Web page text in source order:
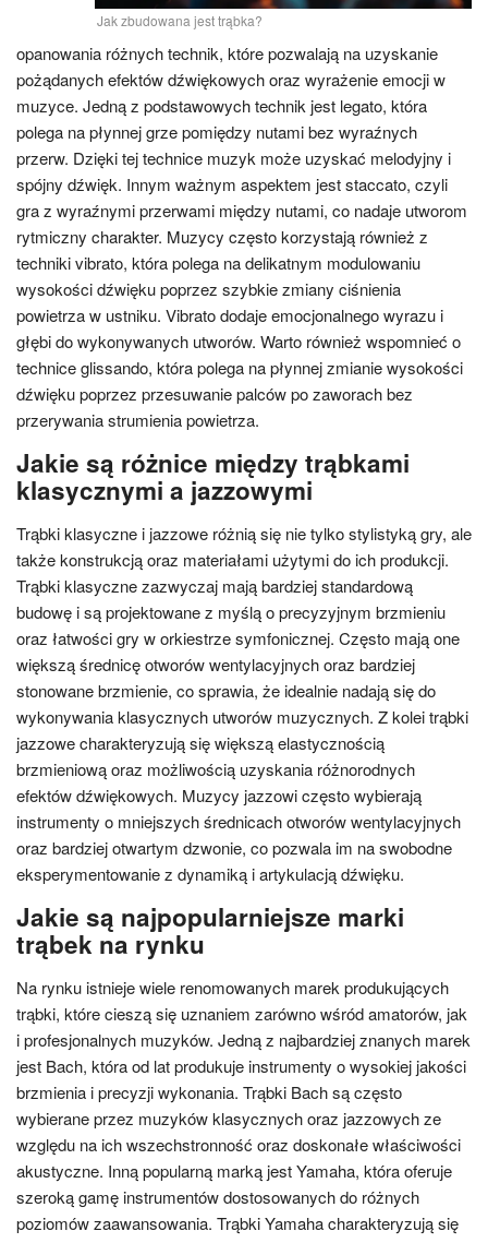
Jak zbudowana jest trąbka?
opanowania różnych technik, które pozwalają na uzyskanie
pożądanych efektów dźwiękowych oraz wyrażenie emocji w
muzyce. Jedną z podstawowych technik jest legato, która
polega na płynnej grze pomiędzy nutami bez wyraźnych
przerw. Dzięki tej technice muzyk może uzyskać melodyjny i
spójny dźwięk. Innym ważnym aspektem jest staccato, czyli
gra z wyraźnymi przerwami między nutami, co nadaje utworom
rytmiczny charakter. Muzycy często korzystają również z
techniki vibrato, która polega na delikatnym modulowaniu
wysokości dźwięku poprzez szybkie zmiany ciśnienia
powietrza w ustniku. Vibrato dodaje emocjonalnego wyrazu i
głębi do wykonywanych utworów. Warto również wspomnieć o
technice glissando, która polega na płynnej zmianie wysokości
dźwięku poprzez przesuwanie palców po zaworach bez
przerywania strumienia powietrza.
Jakie są różnice między trąbkami
klasycznymi a jazzowymi
Trąbki klasyczne i jazzowe różnią się nie tylko stylistyką gry, ale
także konstrukcją oraz materiałami użytymi do ich produkcji.
Trąbki klasyczne zazwyczaj mają bardziej standardową
budowę i są projektowane z myślą o precyzyjnym brzmieniu
oraz łatwości gry w orkiestrze symfonicznej. Często mają one
większą średnicę otworów wentylacyjnych oraz bardziej
stonowane brzmienie, co sprawia, że idealnie nadają się do
wykonywania klasycznych utworów muzycznych. Z kolei trąbki
jazzowe charakteryzują się większą elastycznością
brzmieniową oraz możliwością uzyskania różnorodnych
efektów dźwiękowych. Muzycy jazzowi często wybierają
instrumenty o mniejszych średnicach otworów wentylacyjnych
oraz bardziej otwartym dzwonie, co pozwala im na swobodne
eksperymentowanie z dynamiką i artykulacją dźwięku.
Jakie są najpopularniejsze marki
trąbek na rynku
Na rynku istnieje wiele renomowanych marek produkujących
trąbki, które cieszą się uznaniem zarówno wśród amatorów, jak
i profesjonalnych muzyków. Jedną z najbardziej znanych marek
jest Bach, która od lat produkuje instrumenty o wysokiej jakości
brzmienia i precyzji wykonania. Trąbki Bach są często
wybierane przez muzyków klasycznych oraz jazzowych ze
względu na ich wszechstronność oraz doskonałe właściwości
akustyczne. Inną popularną marką jest Yamaha, która oferuje
szeroką gamę instrumentów dostosowanych do różnych
poziomów zaawansowania. Trąbki Yamaha charakteryzują się